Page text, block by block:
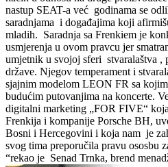
nastup SEAT-a već godinama se
saradnjama i događajima koji
mladih. Saradnja sa Frenkiem je
usmjerenja u ovom pravcu jer
umjetnik u svojoj sferi stvaralaštva ,
države. Njegov temperament i
sjajnim modelom LEON FR sa
budućim putovanjima na koncerte.
digitalni marketing „FOR FIVE“
Frenkija i kompanije Porsche BH,
Bosni i Hercegovini i koja nam je
svog tima preporučila pravu ososbu
“rekao je Senad Trnka, brend